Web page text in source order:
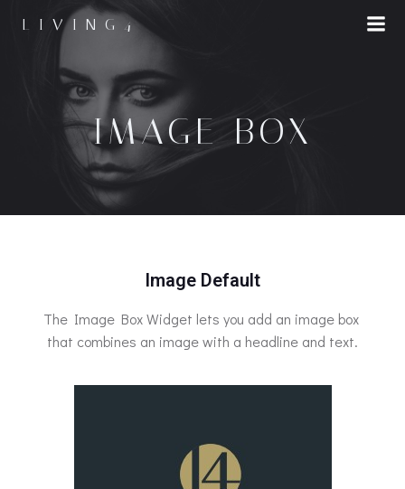
LIVING4
IMAGE BOX
Image Default
The Image Box Widget lets you add an image box
that combines an image with a headline and text.